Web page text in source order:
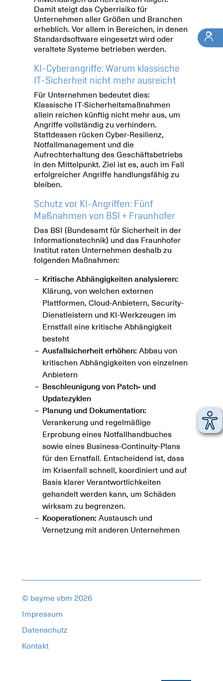
Damit steigt das Cyberrisiko für
Unternehmen aller Größen und Branchen
erheblich. Vor allem in Bereichen, in denen
Standardsoftware eingesetzt wird oder
veraltete Systeme betrieben werden.
KI-Cyberangriffe: Warum klassische
IT-Sicherheit nicht mehr ausreicht
Für Unternehmen bedeutet dies:
Klassische IT-Sicherheitsmaßnahmen
allein reichen künftig nicht mehr aus, um
Angriffe vollständig zu verhindern.
Stattdessen rücken Cyber-Resilienz,
Notfallmanagement und die
Aufrechterhaltung des Geschäftsbetriebs
in den Mittelpunkt. Ziel ist es, auch im Fall
erfolgreicher Angriffe handlungsfähig zu
bleiben.
Schutz vor KI-Angriffen: Fünf
Maßnahmen von BSI + Fraunhofer
Das BSI (Bundesamt für Sicherheit in der
Informationstechnik) und das Fraunhofer
Institut raten Unternehmen deshalb zu
folgenden Maßnahmen:
Kritische Abhängigkeiten analysieren:
Klärung, von welchen externen
Plattformen, Cloud-Anbietern, Security-
Dienstleistern und KI-Werkzeugen im
Ernstfall eine kritische Abhängigkeit
besteht
Ausfallsicherheit erhöhen: Abbau von
kritischen Abhängigkeiten von einzelnen
Anbietern
Beschleunigung von Patch- und
Updatezyklen
Planung und Dokumentation:
Verankerung und regelmäßige
Erprobung eines Notfallhandbuches
sowie eines Business-Continuity-Plans
für den Ernstfall. Entscheidend ist, dass
im Krisenfall schnell, koordiniert und auf
Basis klarer Verantwortlichkeiten
gehandelt werden kann, um Schäden
wirksam zu begrenzen.
Kooperationen: Austausch und
Vernetzung mit anderen Unternehmen
© bayme vbm 2026
Impressum
Datenschutz
Kontakt